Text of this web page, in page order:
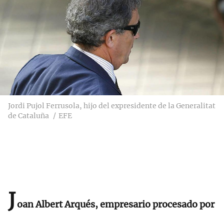
Jordi Pujol Ferrusola, hijo del expresidente de la Generalitat
de Cataluña
EFE
Joan Albert Arqués,empresario procesado por